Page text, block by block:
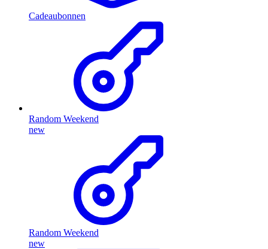
Cadeaubonnen
Random Weekend
new
Random Weekend
new